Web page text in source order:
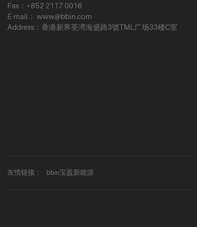
Fax：+852 2117 0016
E-mail： www@bbin.com
Address：香港新界荃湾海盛路3號TML广场33楼C室
友情链接： bbin宝盈新能源